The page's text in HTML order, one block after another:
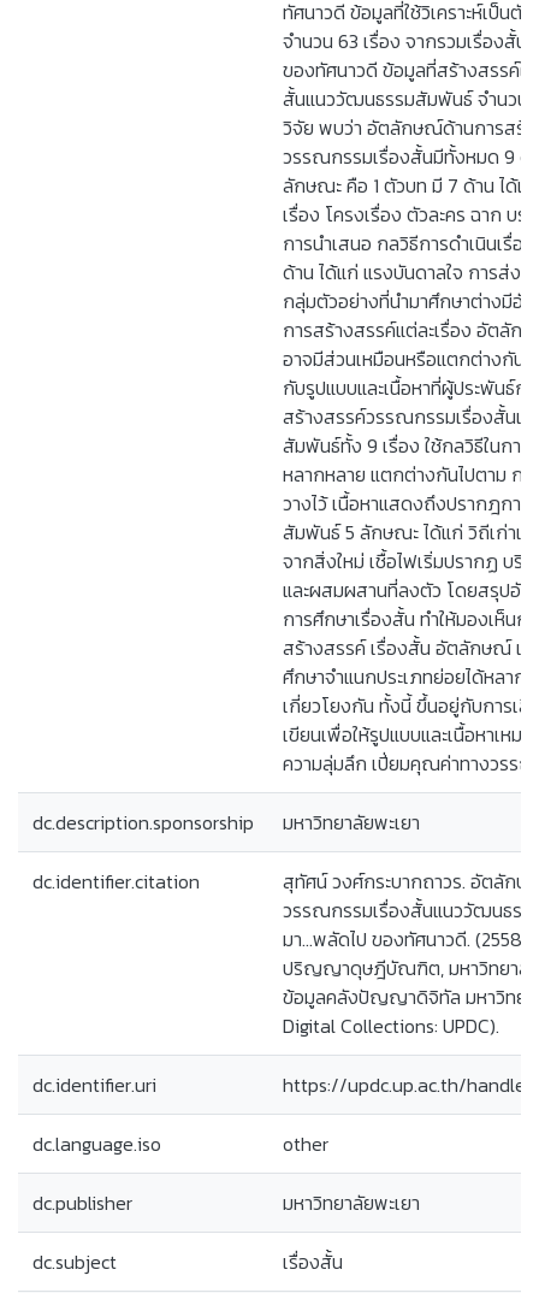
ทัศนาวดี ข้อมูลที่ใช้วิเคราะห์เป็นตั
จำนวน 63 เรื่อง จากรวมเรื่องสั้น
ของทัศนาวดี ข้อมูลที่สร้างสรรค์ใ
สั้นแนววัฒนธรรมสัมพันธ์ จำนวน
วิจัย พบว่า อัตลักษณ์ด้านการสร้า
วรรณกรรมเรื่องสั้นมีทั้งหมด 9 ด้
ลักษณะ คือ 1 ตัวบท มี 7 ด้าน ได้แ
เรื่อง โครงเรื่อง ตัวละคร ฉาก บร
การนำเสนอ กลวิธีการดำเนินเรื่อ
ด้าน ได้แก่ แรงบันดาลใจ การส่ง
กลุ่มตัวอย่างที่นำมาศึกษาต่างมีอั
การสร้างสรรค์แต่ละเรื่อง อัตลัก
อาจมีส่วนเหมือนหรือแตกต่างกัน
กับรูปแบบและเนื้อหาที่ผู้ประพันธ์ก
สร้างสรรค์วรรณกรรมเรื่องสั้นแ
สัมพันธ์ทั้ง 9 เรื่อง ใช้กลวิธีในกา
หลากหลาย แตกต่างกันไปตาม
วางไว้ เนื้อหาแสดงถึงปรากฎก
สัมพันธ์ 5 ลักษณะ ได้แก่ วิถีเก่าเ
จากสิ่งใหม่ เชื้อไฟเริ่มปรากฏ บริ
และผสมผสานที่ลงตัว โดยสรุปอั
การศึกษาเรื่องสั้น ทำให้มองเห็นก
สร้างสรรค์ เรื่องสั้น อัตลักษณ์ แต่
ศึกษาจำแนกประเภทย่อยได้หลาก
เกี่ยวโยงกัน ทั้งนี้ ขึ้นอยู่กับการเลื
เขียนเพื่อให้รูปแบบและเนื้อหาเหม
ความลุ่มลึก เปี่ยมคุณค่าทางวรร
dc.description.sponsorship มหาวิทยาลัยพะเยา
dc.identifier.citation
สุทัศน์ วงศ์กระบากถาวร. อัตลัก
วรรณกรรมเรื่องสั้นแนววัฒนธร
มา...พลัดไป ของทัศนาวดี.
ปริญญาดุษฎีบัณฑิต, มหาวิทยาลัย
ข้อมูลคลังปัญญาดิจิทัล มหาวิทยา
Digital Collections: UPDC).
dc.identifier.uri https://updc.up.ac.th/handle/
dc.language.iso other
dc.publisher มหาวิทยาลัยพะเยา
dc.subject เรื่องสั้น